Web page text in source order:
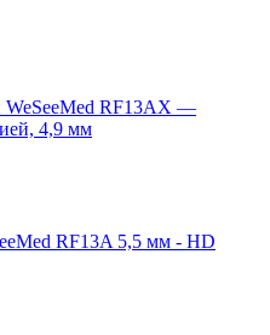
WeSeeMed RF13AX —
4,9 мм